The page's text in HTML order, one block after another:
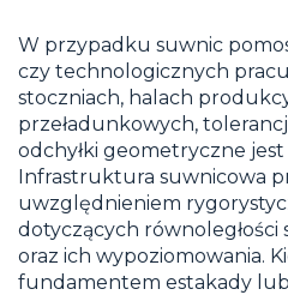
W przypadku suwnic
czy technologicznych
stoczniach, halach
przeładunkowych,
odchyłki geometryczne
Infrastruktura suwnicowa
uwzględnieniem
dotyczących
oraz ich wypoziomowania.
fundamentem estakady